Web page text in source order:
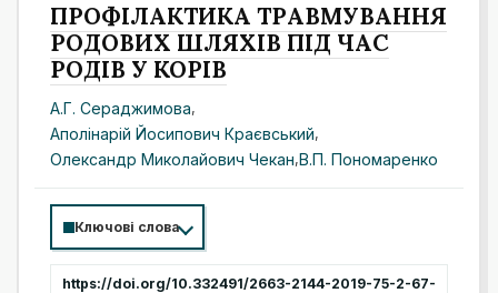
ПРОФІЛАКТИКА ТРАВМУВАННЯ
РОДОВИХ ШЛЯХІВ ПІД ЧАС
РОДІВ У КОРІВ
А.Г. Сераджимова,
Аполінарій Йосипович Краєвський,
Олександр Миколайович Чекан,В.П. Пономаренко
Ключові слова
https://doi.org/10.332491/2663-2144-2019-75-2-67-